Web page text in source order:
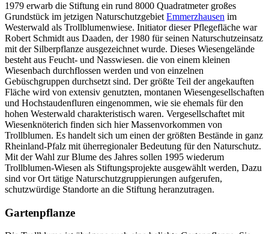
1979 erwarb die Stiftung ein rund 8000 Quadratmeter großes
Grundstück im jetzigen Naturschutzgebiet Emmerzhausen im
Westerwald als Trollblumenwiese. Initiator dieser Pflegefläche war
Robert Schmidt aus Daaden, der 1980 für seinen Naturschutzeinsatz
mit der Silberpflanze ausgezeichnet wurde. Dieses Wiesengelände
besteht aus Feucht- und Nasswiesen. die von einem kleinen
Wiesenbach durchflossen werden und von einzelnen
Gebüschgruppen durchsetzt sind. Der größte Teil der angekauften
Fläche wird von extensiv genutzten, montanen Wiesengesellschaften
und Hochstaudenfluren eingenommen, wie sie ehemals für den
hohen Westerwald charakteristisch waren. Vergesellschaftet mit
Wiesenknöterich finden sich hier Massenvorkommen von
Trollblumen. Es handelt sich um einen der größten Bestände in ganz
Rheinland-Pfalz mit üherregionaler Bedeutung für den Naturschutz.
Mit der Wahl zur Blume des Jahres sollen 1995 wiederum
Trollblumen-Wiesen als Stiftungsprojekte ausgewählt werden, Dazu
sind vor Ort tätige Naturschutzgruppierungen aufgerufen,
schutzwürdige Standorte an die Stiftung heranzutragen.
Gartenpflanze